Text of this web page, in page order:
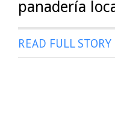
panadería
READ FULL STORY